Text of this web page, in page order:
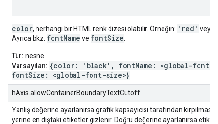
color, herhangi bir HTML renk dizesi olabilir. Örneğin: 'red' veya
Ayrıca bkz. fontName ve fontSize
Tür: nesne
Varsayılan: {color: 'black', fontName: <global-font-
fontSize: <global-font-size>}
hAxis.allowContainerBoundaryTextCutoff
Yanlış değerine ayarlanırsa grafik kapsayıcısı tarafından
yerine en dıştaki etiketler gizlenir. Doğru değerine ayarlanırsa